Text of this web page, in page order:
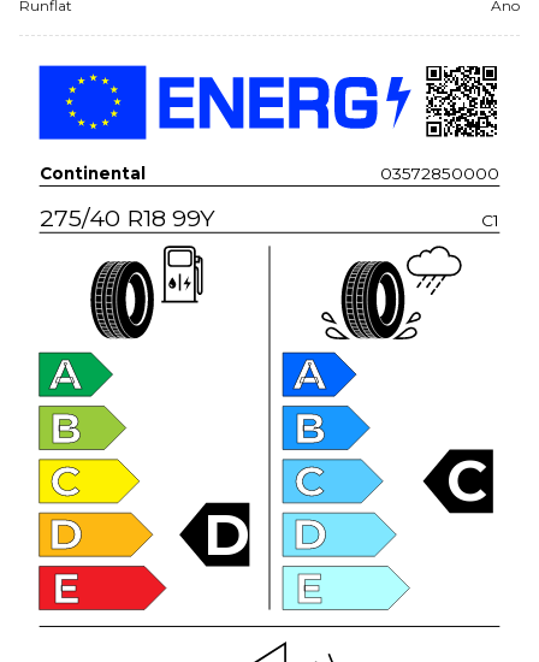
Runflat Ano
Continental 03572850000
275/40 R18 99Y C1
A
B
C
D
E
D
A
B
C
D
E
C